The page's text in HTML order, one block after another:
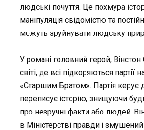
людські почуття. Це похмура
маніпуляція свідомістю та
можуть зруйнувати людську
У романі головний герой,
світі, де всі підкоряються партії
«Старшим Братом». Партія керує
переписує історію, знищуючи
про незручні факти або людей.
в Міністерстві правди і